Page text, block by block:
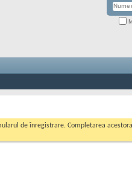
de înregistrare. Completarea